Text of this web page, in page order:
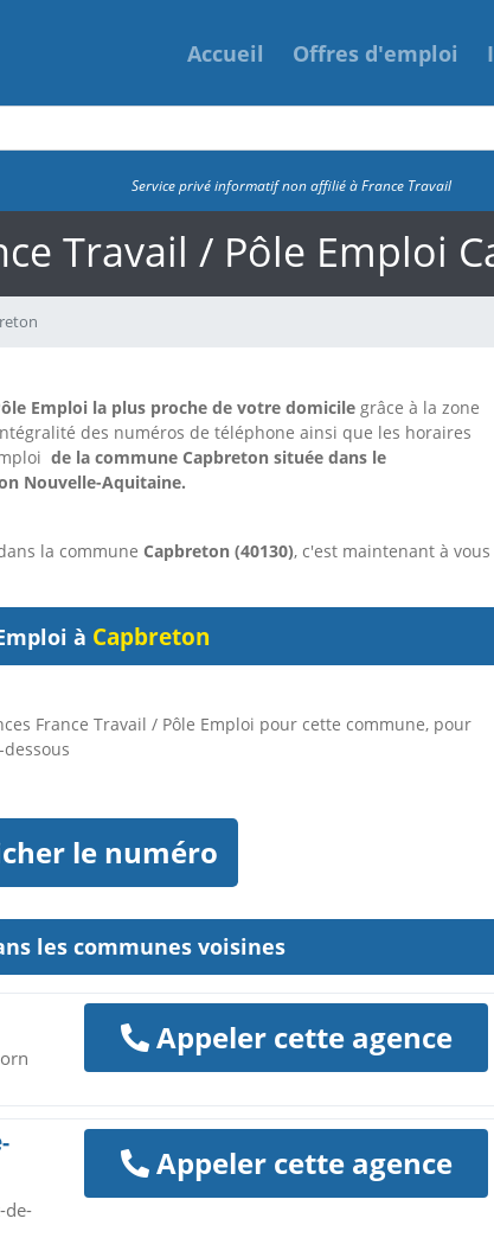
Accueil Offres d'emploi
Service privé informatif non affilié à France Travail
Travail / Pôle Emploi
Emploi la plus proche de votre domicile grâce à la zone
des numéros de téléphone ainsi que les horaires
de la commune Capbreton située dans le
Nouvelle-Aquitaine.
la commune Capbreton (40130), c'est maintenant à vous
à Capbreton
France Travail / Pôle Emploi pour cette commune, pour
le numéro
les communes voisines
Appeler cette agence
de-
Appeler cette agence